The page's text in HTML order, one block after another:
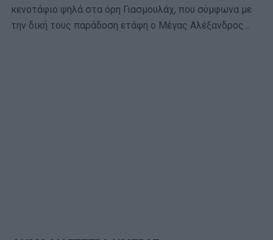
κενοτάφιο ψηλά στα όρη Γιασμουλάχ, που σύμφωνα με
την δική τους παράδοση ετάφη ο Μέγας Αλέξανδρος…